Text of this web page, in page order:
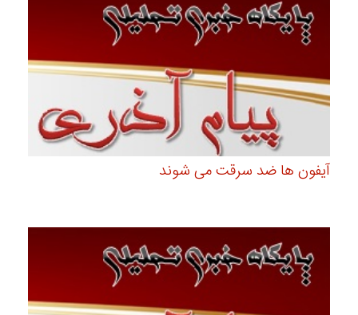
آیفون ها ضد سرقت می شوند